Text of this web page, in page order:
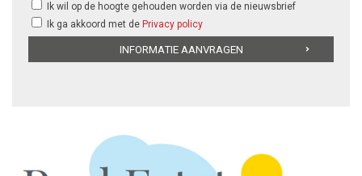
Ik wil op de hoogte gehouden worden via de nieuwsbrief
Ik ga akkoord met de Privacy policy